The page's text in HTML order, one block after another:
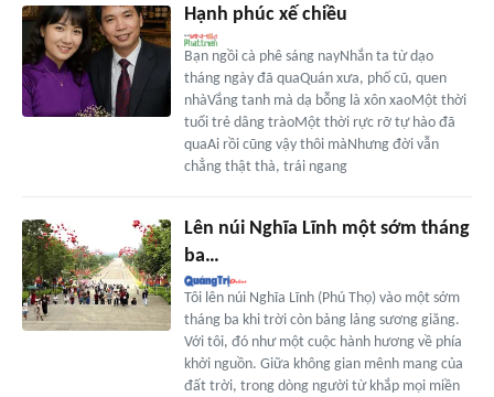
Hạnh phúc xế chiều
Bạn ngồi cà phê sáng nayNhắn ta từ dạo
tháng ngày đã quaQuán xưa, phố cũ, quen
nhàVắng tanh mà dạ bỗng là xôn xaoMột thời
tuổi trẻ dâng tràoMột thời rực rỡ tự hào đã
quaAi rồi cũng vậy thôi màNhưng đời vẫn
chẳng thật thà, trái ngang
Lên núi Nghĩa Lĩnh một sớm tháng
ba…
Tôi lên núi Nghĩa Lĩnh (Phú Thọ) vào một sớm
tháng ba khi trời còn bảng lảng sương giăng.
Với tôi, đó như một cuộc hành hương về phía
khởi nguồn. Giữa không gian mênh mang của
đất trời, trong dòng người từ khắp mọi miền